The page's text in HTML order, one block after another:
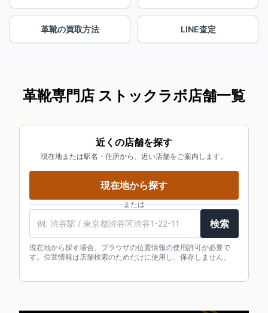
革靴の買取方法 LINE査定
革靴専門店 ストックラボ店舗一覧
近くの店舗を探す
現在地または駅名・住所から、近い店舗をご案内します。
現在地から探す
または
検索
現在地から探す場合、ブラウザの位置情報の使用許可が必要で
す。位置情報は店舗検索のためだけに使用し、保存しません。